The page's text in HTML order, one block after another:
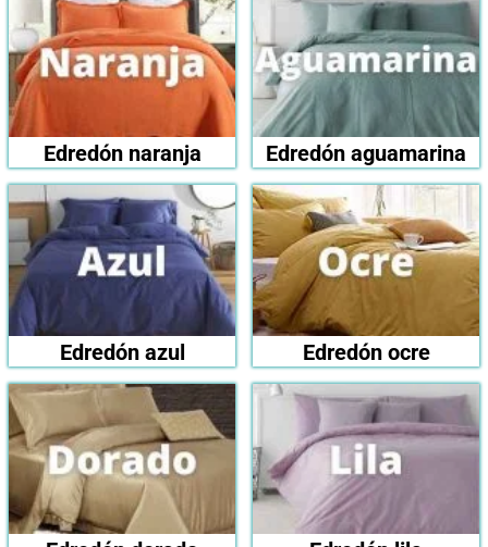
Edredón naranja Edredón aguamarina
Edredón azul Edredón ocre